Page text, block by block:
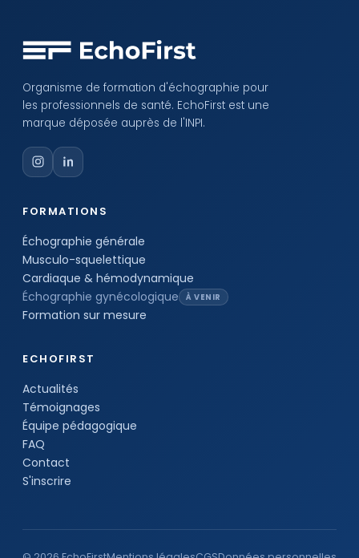
Organisme de formation d'échographie pour
les professionnels de santé. EchoFirst est une
marque déposée auprès de l'INPI.
FORMATIONS
Échographie générale
Musculo-squelettique
Cardiaque & hémodynamique
Échographie gynécologique
À VENIR
Formation sur mesure
ECHOFIRST
Actualités
Témoignages
Équipe pédagogique
FAQ
Contact
S'inscrire